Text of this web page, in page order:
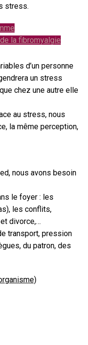
stress.
la fibromyalgie
d’un personne
un stress
chez une autre elle
au stress, nous
la même perception,
nous avons besoin
le foyer : les
les conflits,
divorce,…
transport, pression
du patron, des